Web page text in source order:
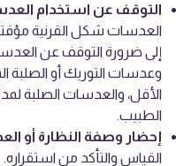
التوقف عن استخدام
العدسات شكل القرنية مؤقتاً.
إلى ضرورة التوقف عن
الطبيب.
إحضار وصفة النظارة أو
القياس والتأكد من استقراره.